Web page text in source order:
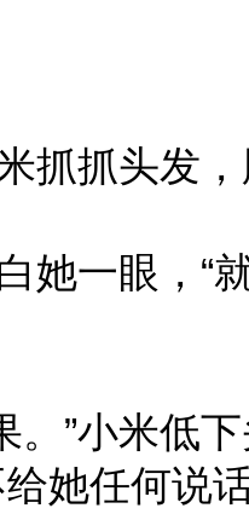
抓头发，
她一眼，“
”小米低
她任何说